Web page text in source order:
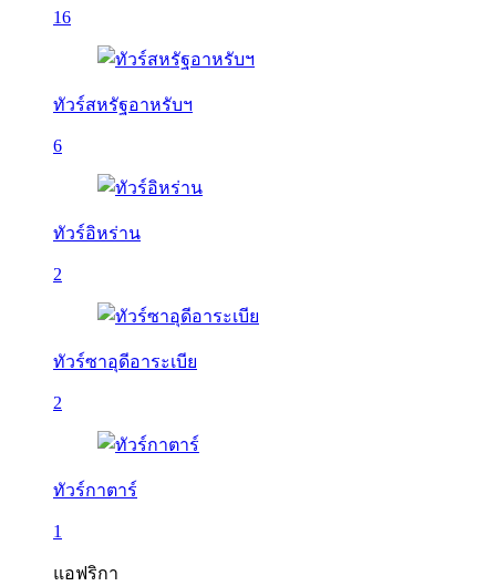
16
ทัวร์สหรัฐอาหรับฯ
6
ทัวร์อิหร่าน
2
ทัวร์ซาอุดีอาระเบีย
2
ทัวร์กาตาร์
1
แอฟริกา